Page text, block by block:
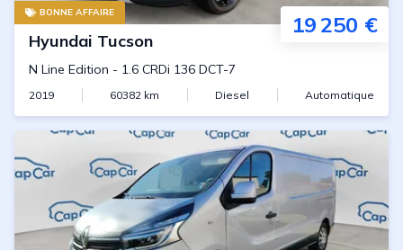
BONNE AFFAIRE 19 250 €
Hyundai Tucson
N Line Edition - 1.6 CRDi 136 DCT-7
2019 60382 km Diesel Automatique